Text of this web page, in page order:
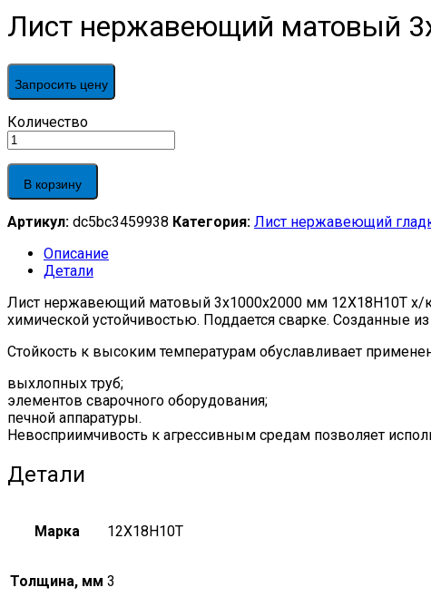
Лист нержавеющий матовый
Запросить цену
Лист
нержавеющий
матовый
3х1000х2000
мм
х/
М2а-
М4а,
ГОСТ
19904-
90
quantity
Количество
В корзину
Артикул: dc5bc3459938 Категория: Лист нержавеющий
Описание
Детали
Лист нержавеющий матовый 3х1000х2000 мм 12Х18Н10Т х/
химической устойчивостью. Поддается сварке. Созданные
Стойкость к высоким температурам обуславливает
выхлопных труб;
элементов сварочного оборудования;
печной аппаратуры.
Невосприимчивость к агрессивным средам позволяет
Детали
Марка 12Х18Н10Т
Толщина, мм 3